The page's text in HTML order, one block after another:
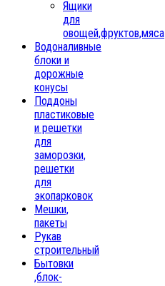
Ящики
для
овощей,фруктов,мяса
Водоналивные
блоки и
дорожные
конусы
Поддоны
пластиковые
и решетки
для
заморозки,
решетки
для
экопарковок
Мешки,
пакеты
Рукав
строительный
Бытовки
,блок-